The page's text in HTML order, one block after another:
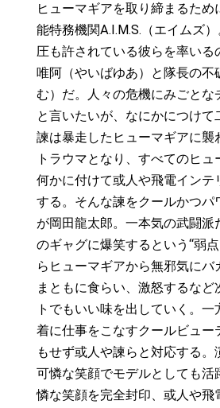
ヒューマギアを取り締まるため
能特務機関A.I.M.S.（エイムズ
圧も許されている彼らを率いる
唯阿（やいばゆあ）と隊長の不
む）だ。人々の危機にみごとな
と言いたいが、なにかにつけて
諫は暴走したヒューマギアに襲
トラウマとなり、すべてのヒュ
何かに付けて或人や飛電インテ
する。そんな諫をクールかつパ
が岡田龍太郎。一本気の武闘派
のギャグに爆笑するという“弱
らヒューマギアから無邪気にバ
まともに食らい、激怒するなど
トでもいい味を出していく。
着に仕事をこなすクールビュー
もせず或人や諫らと対応する。
可憐な笑顔でモデルとしても活
憐な笑顔を完全封印、或人や飛